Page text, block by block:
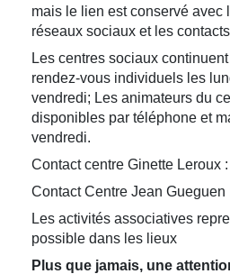
mais le lien est conservé avec
réseaux sociaux et les
Les centres sociaux
rendez-vous individuels les
vendredi; Les animateurs du
disponibles par téléphone et
vendredi.
Contact centre Ginette Leroux
Contact Centre Jean Gueguen
Les activités associatives
possible dans les lieux
Plus que jamais, une